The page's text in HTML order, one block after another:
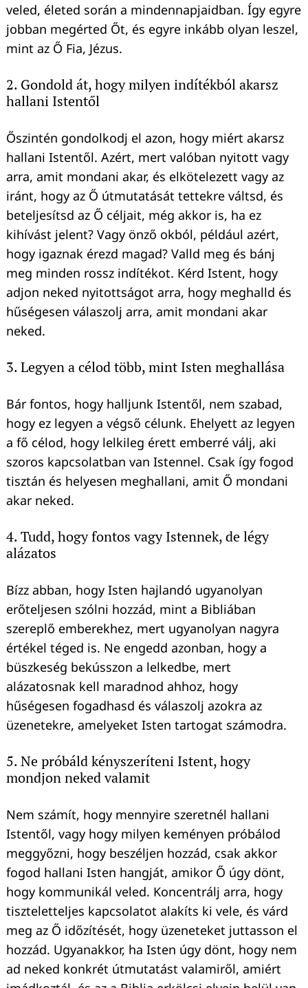
veled, életed során a mindennapjaidban. Így egyre
jobban megérted Őt, és egyre inkább olyan leszel,
mint az Ő Fia, Jézus.
2. Gondold át, hogy milyen indítékból akarsz
hallani Istentől
Őszintén gondolkodj el azon, hogy miért akarsz
hallani Istentől. Azért, mert valóban nyitott vagy
arra, amit mondani akar, és elkötelezett vagy az
iránt, hogy az Ő útmutatását tettekre váltsd, és
beteljesítsd az Ő céljait, még akkor is, ha ez
kihívást jelent? Vagy önző okból, például azért,
hogy igaznak érezd magad? Valld meg és bánj
meg minden rossz indítékot. Kérd Istent, hogy
adjon neked nyitottságot arra, hogy meghalld és
hűségesen válaszolj arra, amit mondani akar
neked.
3. Legyen a célod több, mint Isten meghallása
Bár fontos, hogy halljunk Istentől, nem szabad,
hogy ez legyen a végső célunk. Ehelyett az legyen
a fő célod, hogy lelkileg érett emberré válj, aki
szoros kapcsolatban van Istennel. Csak így fogod
tisztán és helyesen meghallani, amit Ő mondani
akar neked.
4. Tudd, hogy fontos vagy Istennek, de légy
alázatos
Bízz abban, hogy Isten hajlandó ugyanolyan
erőteljesen szólni hozzád, mint a Bibliában
szereplő emberekhez, mert ugyanolyan nagyra
értékel téged is. Ne engedd azonban, hogy a
büszkeség bekússzon a lelkedbe, mert
alázatosnak kell maradnod ahhoz, hogy
hűségesen fogadhasd és válaszolj azokra az
üzenetekre, amelyeket Isten tartogat számodra.
5. Ne próbáld kényszeríteni Istent, hogy
mondjon neked valamit
Nem számít, hogy mennyire szeretnél hallani
Istentől, vagy hogy milyen keményen próbálod
meggyőzni, hogy beszéljen hozzád, csak akkor
fogod hallani Isten hangját, amikor Ő úgy dönt,
hogy kommunikál veled. Koncentrálj arra, hogy
tiszteletteljes kapcsolatot alakíts ki vele, és várd
meg az Ő időzítését, hogy üzeneteket juttasson el
hozzád. Ugyanakkor, ha Isten úgy dönt, hogy nem
ad neked konkrét útmutatást valamiről, amiért